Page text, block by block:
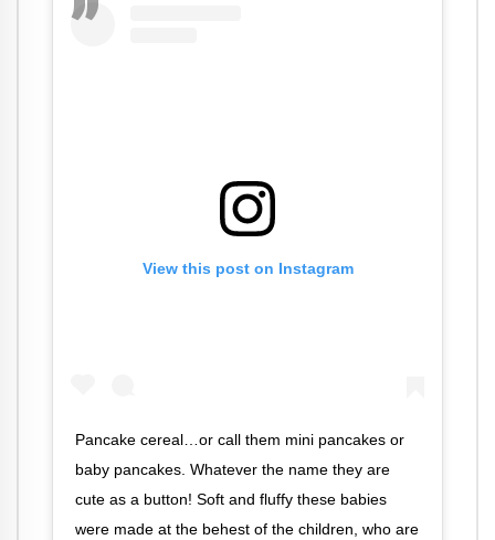
View this post on Instagram
Pancake cereal…or call them mini pancakes or
baby pancakes. Whatever the name they are
cute as a button! Soft and fluffy these babies
were made at the behest of the children, who are